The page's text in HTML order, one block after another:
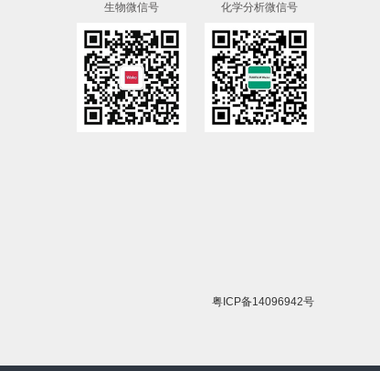
生物微信号 化学分析微信号
粤ICP备14096942号